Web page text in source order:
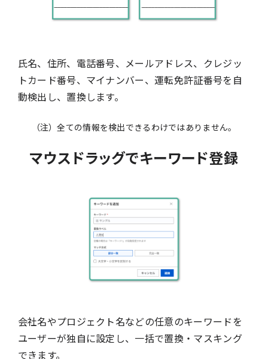
氏名、住所、電話番号、メールアドレス、クレジッ
トカード番号、マイナンバー、運転免許証番号を自
動検出し、置換します。
（注）全ての情報を検出できるわけではありません。
マウスドラッグでキーワード登録
会社名やプロジェクト名などの任意のキーワードを
ユーザーが独自に設定し、一括で置換・マスキング
できます。